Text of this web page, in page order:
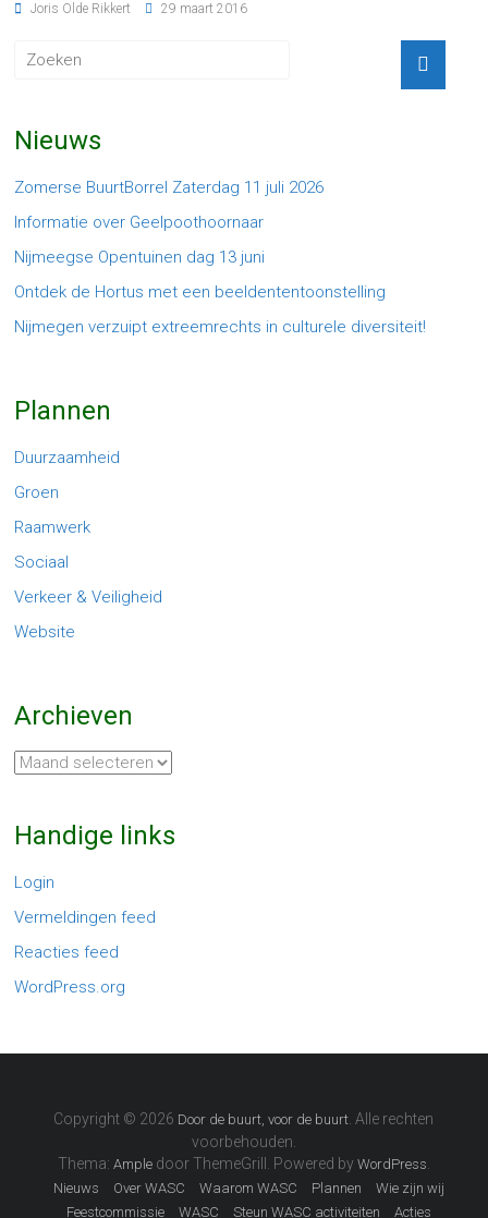
Joris Olde Rikkert 29 maart 2016
Nieuws
Zomerse BuurtBorrel Zaterdag 11 juli 2026
Informatie over Geelpoothoornaar
Nijmeegse Opentuinen dag 13 juni
Ontdek de Hortus met een beeldententoonstelling
Nijmegen verzuipt extreemrechts in culturele diversiteit!
Plannen
Duurzaamheid
Groen
Raamwerk
Sociaal
Verkeer & Veiligheid
Website
Archieven
Archieven
Handige links
Login
Vermeldingen feed
Reacties feed
WordPress.org
Copyright © 2026 Door de buurt, voor de buurt . Alle rechten
voorbehouden.
Thema: Ampledoor ThemeGrill. Powered by WordPress
Nieuws Over WASC Waarom WASC Plannen
Wie zijn wij
Feestcommissie
WASC Steun WASC activiteiten Acties